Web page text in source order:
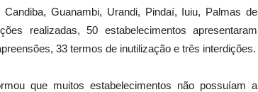
Guanambi, Urandi, Pindaí, Iuiu, Palmas de
realizadas, 50 estabelecimentos apresentaram
33 termos de inutilização e três interdições.
que muitos estabelecimentos não possuíam a